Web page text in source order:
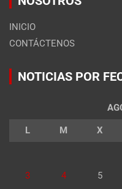
INICIO
CONTÁCTENOS
NOTICIAS POR
L M X
3 4 5